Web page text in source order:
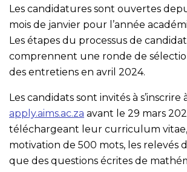
Les candidatures sont ouvertes
mois de janvier pour l’année
Les étapes du processus de
comprennent une ronde de
des entretiens en avril 2024.
Les candidats sont invités à s’inscrire
apply.aims.ac.za avant le 29 mars
téléchargeant leur curriculum
motivation de 500 mots, les relevés
que des questions écrites de